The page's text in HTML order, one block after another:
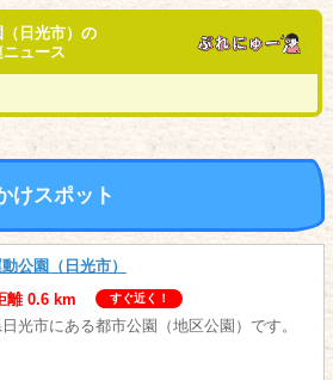
日光市）の
ュース
けスポット
公園（日光市）
離 0.6 km
すぐ近く！
光市にある都市公園（地区公園）です。